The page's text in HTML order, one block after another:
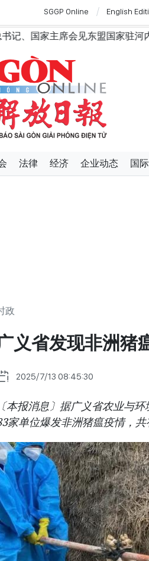
SGGP Online English
家驻河内使节：共同建设团结、
法律 经济 企业动态 国际
政
义省发现非洲猪
2025/7/13 08:45:30
〔本报消息〕据广义省农业与
家单位爆发非洲猪瘟疫情，